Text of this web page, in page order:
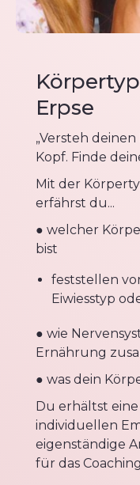
Erpse
„Versteh
Kopf. Finde
Mit der
erfährst du...
● welcher
bist
feststellen
Eiwiesstyp
● wie
Ernährung
● was dein
Du erhältst
individuellen
eigenständige
für das